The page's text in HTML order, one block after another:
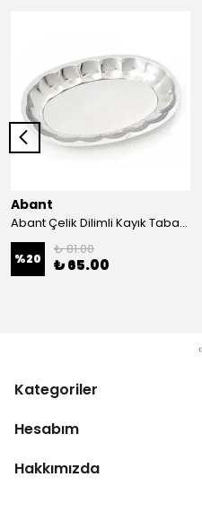
Abant
Abant Çelik Dilimli Kayık Tabak No:1 ; 14x21 cm.
%20
₺ 81.00
₺ 65.00
Kategoriler
Hesabım
Hakkımızda